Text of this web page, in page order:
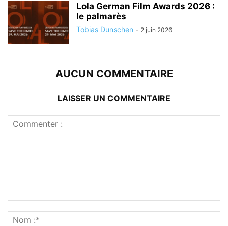
Lola German Film Awards 2026 :
le palmarès
Tobias Dunschen - 2 juin 2026
AUCUN COMMENTAIRE
LAISSER UN COMMENTAIRE